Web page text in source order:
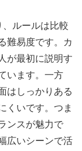
ルールは比較
難易度です。カ
が最初に説明す
います。一方
はしっかりある
くいです。つま
ンスが魅力で
広いシーンで活